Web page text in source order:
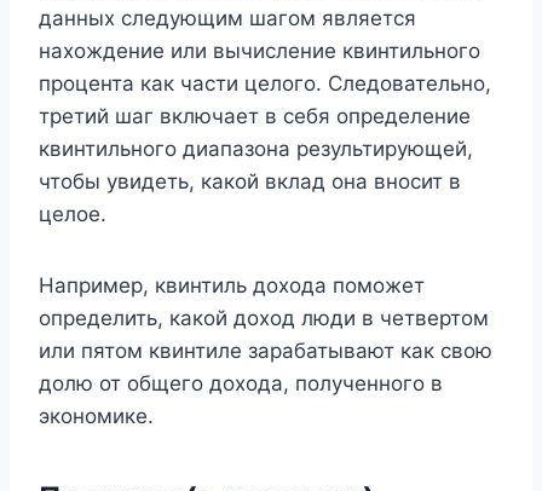
данных следующим шагом является
нахождение или вычисление квинтильного
процента как части целого. Следовательно,
третий шаг включает в себя определение
квинтильного диапазона результирующей,
чтобы увидеть, какой вклад она вносит в
целое.
Например, квинтиль дохода поможет
определить, какой доход люди в четвертом
или пятом квинтиле зарабатывают как свою
долю от общего дохода, полученного в
экономике.